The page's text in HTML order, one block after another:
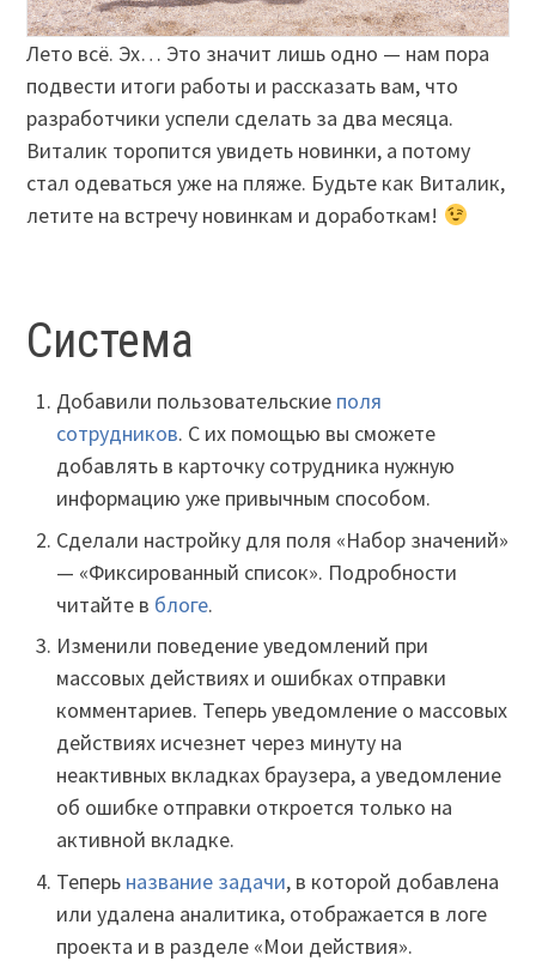
Лето всё. Эх… Это значит лишь одно — нам пора
подвести итоги работы и рассказать вам, что
разработчики успели сделать за два месяца.
Виталик торопится увидеть новинки, а потому
стал одеваться уже на пляже. Будьте как Виталик,
летите на встречу новинкам и доработкам!
Система
Добавили пользовательские поля
сотрудников. С их помощью вы сможете
добавлять в карточку сотрудника нужную
информацию уже привычным способом.
Сделали настройку для поля «Набор значений»
— «Фиксированный список». Подробности
читайте в блоге.
Изменили поведение уведомлений при
массовых действиях и ошибках отправки
комментариев. Теперь уведомление о массовых
действиях исчезнет через минуту на
неактивных вкладках браузера, а уведомление
об ошибке отправки откроется только на
активной вкладке.
Теперь название задачи, в которой добавлена
или удалена аналитика, отображается в логе
проекта и в разделе «Мои действия».